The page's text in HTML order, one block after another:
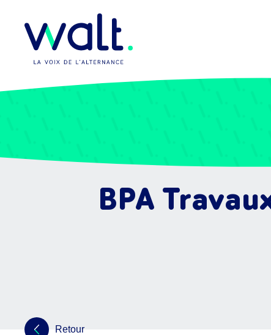
BPA
Retour